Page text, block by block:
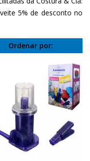
5% de desconto no
Ordenar por: